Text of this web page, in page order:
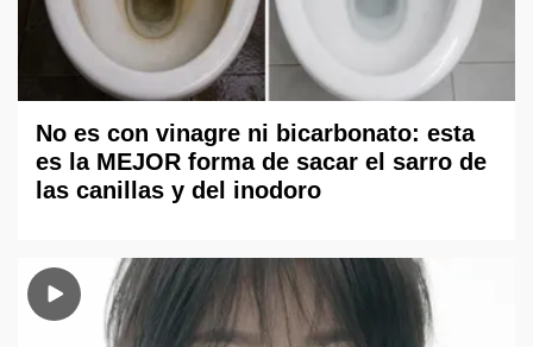
No es con vinagre ni bicarbonato: esta
es la MEJOR forma de sacar el sarro de
las canillas y del inodoro